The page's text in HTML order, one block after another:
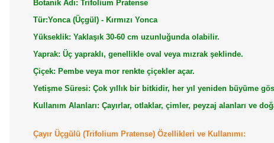
Botanik Adı: Trifolium Pratense
Tür:Yonca (Üçgül) - Kırmızı Yonca
Yükseklik: Yaklaşık 30-60 cm uzunluğunda olabilir.
Yaprak: Üç yapraklı, genellikle oval veya mızrak şeklinde.
Çiçek: Pembe veya mor renkte çiçekler açar.
Yetişme Süresi: Çok yıllık bir bitkidir, her yıl yeniden büyüme
Kullanım Alanları: Çayırlar, otlaklar, çimler, peyzaj alanları ve
Çayır Üçgülü (Trifolium Pratense) Özellikleri ve Kullanımı: